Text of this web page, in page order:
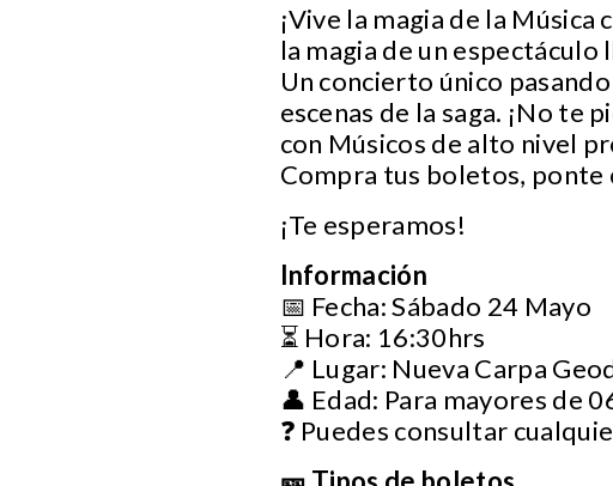
¡Vive la magia de la
la magia de un espectáculo
Un concierto único
escenas de la saga. ¡No te
con Músicos de alto nivel
Compra tus boletos,
¡Te esperamos!
Información
📅 Fecha: Sábado 24 Mayo
⏳ Hora: 16:30hrs
📍 Lugar: Nueva Carpa
👤 Edad: Para mayores de
❓ Puedes consultar